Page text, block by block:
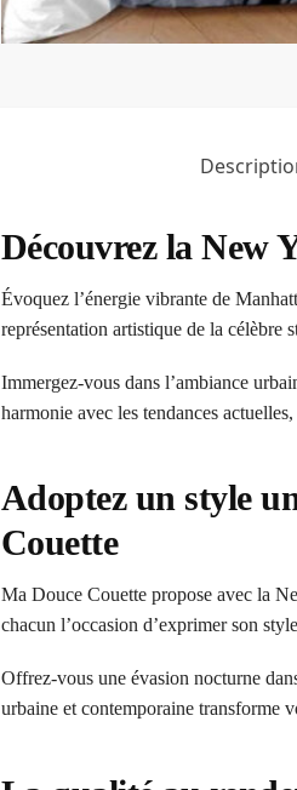
Découvrez la New
Évoquez l’énergie vibrante de
représentation artistique de la célèbre
Immergez-vous dans l’ambiance
harmonie avec les tendances
Adoptez un style
Couette
Ma Douce Couette propose avec la
chacun l’occasion d’exprimer son
Offrez-vous une évasion nocturne
urbaine et contemporaine transforme